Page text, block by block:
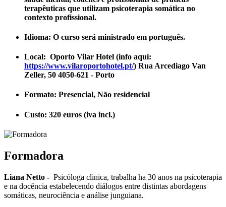
terapêuticas que utilizam psicoterapia somática no
contexto profissional.
Idioma: O curso será ministrado em português.
Local: Oporto Vilar Hotel (info aqui:
https://www.vilaroportohotel.pt/) Rua Arcediago Van
Zeller, 50 4050-621 - Porto
Formato: Presencial, Não residencial
Custo: 320 euros (iva incl.)
Formadora
Liana Netto - Psicóloga clinica, trabalha ha 30 anos na psicoterapia
e na docência estabelecendo diálogos entre distintas abordagens
somáticas, neurociência e análise junguiana.